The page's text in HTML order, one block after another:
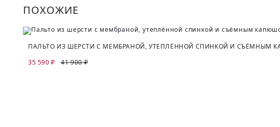
ПОХОЖИЕ
ПАЛЬТО ИЗ ШЕРСТИ С МЕМБРАНОЙ, УТЕПЛЁННОЙ СПИНКОЙ И СЪЁМНЫМ
35 590 ₽
41 900 ₽